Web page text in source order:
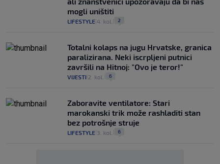
mogli uništiti
LIFESTYLE 4. kol. 2
Totalni kolaps na jugu Hrvatske, granica
paralizirana. Neki iscrpljeni putnici
završili na Hitnoj: "Ovo je teror!"
VIJESTI 2. kol. 6
Zaboravite ventilatore: Stari
marokanski trik može rashladiti stan
bez potrošnje struje
LIFESTYLE 3. kol. 6